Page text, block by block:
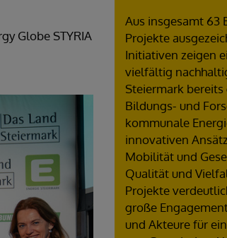
Globe STYRIA
Aus insgesamt 63
Projekte
Initiativen zeigen
vielfältig
Steiermark
Bildungs- und
kommunale
innovativen
Mobilität und
Qualität und
Projekte
große
und Akteure für